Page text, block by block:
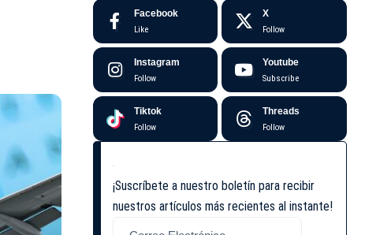
Facebook
Like
X
Follow
Instagram
Follow
Youtube
Subscribe
Tiktok
Follow
Threads
Follow
¡Suscríbete a nuestro boletín para recibir
nuestros artículos más recientes al instante!